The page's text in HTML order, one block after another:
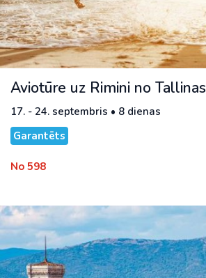
Aviotūre uz Rimini no Tallinas
17. - 24. septembris • 8 dienas
Garantēts
No 598